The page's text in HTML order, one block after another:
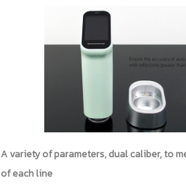
A variety of parameters, dual caliber, to
of each line